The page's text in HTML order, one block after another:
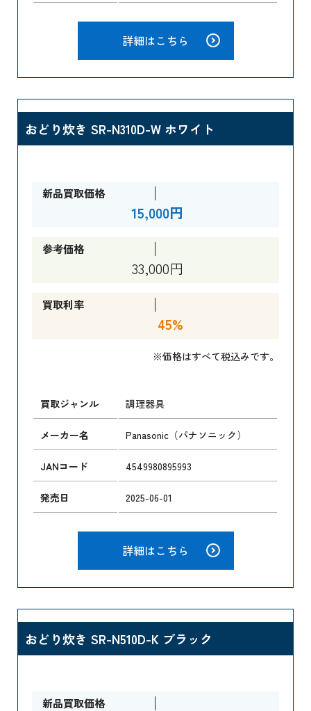
詳細はこちら
おどり炊き SR-N310D-W ホワイト
新品買取価格
15,000円
参考価格
33,000円
買取利率
45%
※価格はすべて税込みです。
買取ジャンル 調理器具
メーカー名 Panasonic（パナソニック）
JANコード 4549980895993
発売日 2025-06-01
詳細はこちら
おどり炊き SR-N510D-K ブラック
新品買取価格